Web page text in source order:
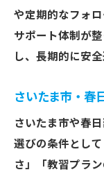
や定期的なフォ
サポート体制が
し、長期的に安
さいたま市・春
さいたま市や春
選びの条件とし
さ」「教習プラ